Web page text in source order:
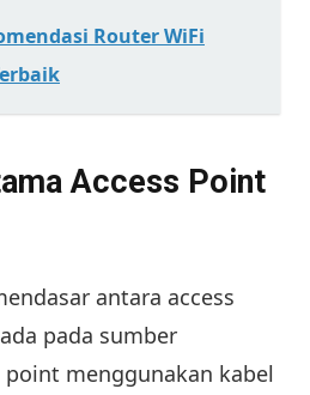
Router WiFi
Access Point
antara access
pada sumber
point menggunakan kabel